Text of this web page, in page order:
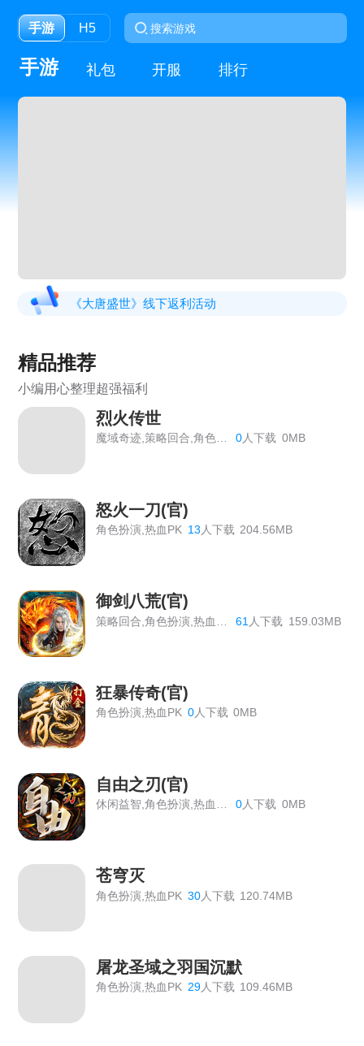
手游 H5
手游 礼包 开服 排行
《大唐盛世》线下返利活动
《狩猎幻想》线下返利
《战Online》首服开启
《维京传奇》线下返利终身累充
《热血战歌之创世》线下充值道具返利活动
《战Online》线下返利活动公告
《大圣外传》线下返利活动总览
《热血大明》线下累充活动
《百战沙城》长期线下返利活动，有新增道具
《神仙道》开服表
《血饮龙纹》双11狂欢活动
《血饮龙纹》历史累计线下返利
《血饮龙纹》单日线下返利
《血饮龙纹》VIP价格表
传奇霸主线下活动
《绝世秘籍》2026年7月6日合服公告
《九曲封神》开服活动
精品推荐
小编用心整理超强福利
烈火传世
魔域奇迹,策略回合,角色扮演 0人下载 0MB
怒火一刀(官)
角色扮演,热血PK 13 人下载 204.56MB
御剑八荒(官)
61 人下载 159.03MB
狂暴传奇(官)
角色扮演,热血PK 0人下载 0MB
自由之刃(官)
0人下载 0MB
苍穹灭
角色扮演,热血PK 30人下载 120.74MB
屠龙圣域之羽国沉默
角色扮演,热血PK 29人下载 109.46MB